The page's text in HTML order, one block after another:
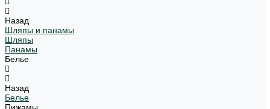
Назад
Шляпы и панамы
Шляпы
Панамы
Белье
Назад
Белье